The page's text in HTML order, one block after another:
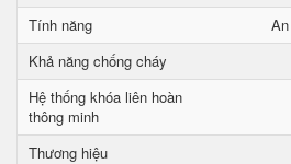
Tính năng
Khả năng chống cháy
Hệ thống khóa liên hoàn
thông minh
Thương hiệu